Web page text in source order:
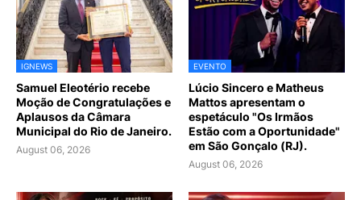
IGNEWS
Samuel Eleotério recebe
Moção de Congratulações e
Aplausos da Câmara
Municipal do Rio de Janeiro.
August 06, 2026
EVENTO
Lúcio Sincero e Matheus
Mattos apresentam o
espetáculo "Os Irmãos
Estão com a Oportunidade"
em São Gonçalo (RJ).
August 06, 2026